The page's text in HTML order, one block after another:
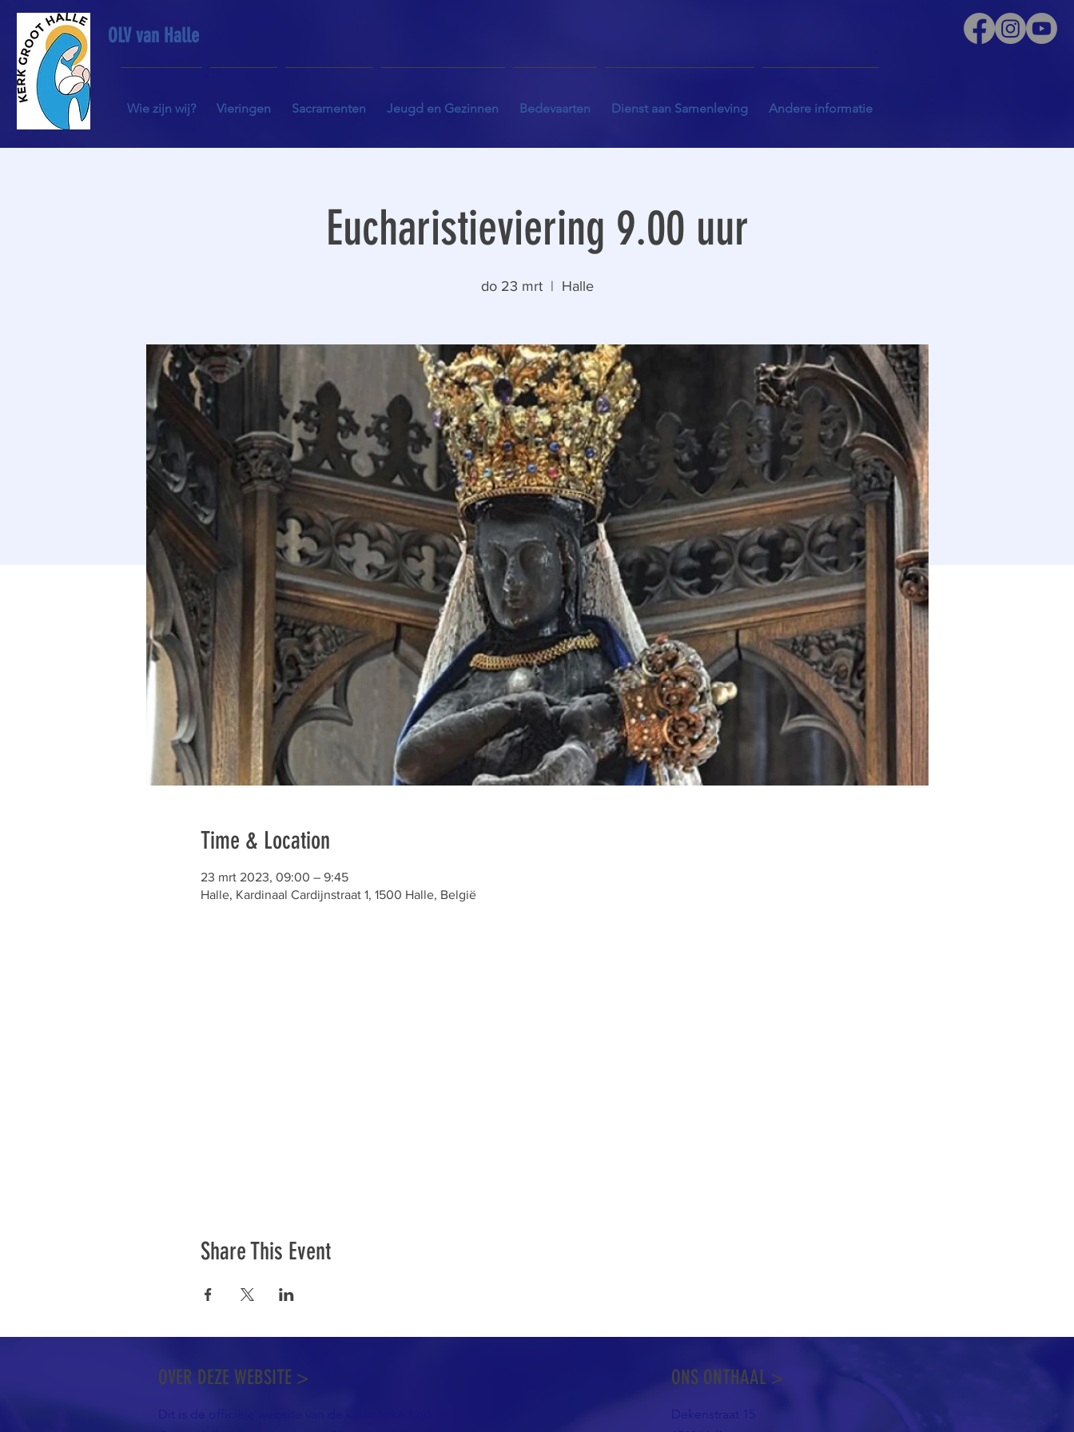
OLV van Halle
Wie zijn wij? Vieringen Sacramenten Jeugd en Gezinnen Bedevaarten Dienst aan Samenleving Andere informatie
Eucharistieviering 9.00 uur
do 23 mrt
  |
Halle
Time & Location
23 mrt 2023, 09:00 – 9:45
Halle, Kardinaal Cardijnstraat 1, 1500 Halle, België
Share This Event
OVER DEZE WEBSITE > ONS ONTHAAL >